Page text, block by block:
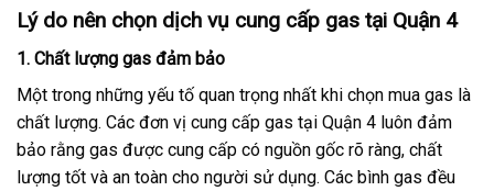
Lý do nên chọn dịch vụ cung cấp gas tại Quận 4
1. Chất lượng gas đảm bảo
Một trong những yếu tố quan trọng nhất khi chọn mua gas là
chất lượng. Các đơn vị cung cấp gas tại Quận 4 luôn đảm
bảo rằng gas được cung cấp có nguồn gốc rõ ràng, chất
lượng tốt và an toàn cho người sử dụng. Các bình gas đều